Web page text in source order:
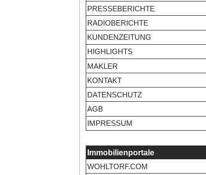
PRESSEBERICHTE
RADIOBERICHTE
KUNDENZEITUNG
HIGHLIGHTS
MAKLER
KONTAKT
DATENSCHUTZ
AGB
IMPRESSUM
Immobilienportale
WOHLTORF.COM